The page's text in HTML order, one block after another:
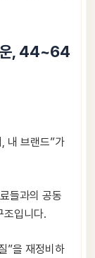
운, 44~64
내 브랜드”가
들과의 공동
조입니다.
”을 재정비하